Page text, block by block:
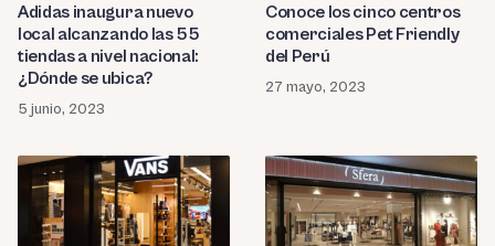
Adidas inaugura nuevo
local alcanzando las 55
tiendas a nivel nacional:
¿Dónde se ubica?
5 junio, 2023
Conoce los cinco centros
comerciales Pet Friendly
del Perú
27 mayo, 2023